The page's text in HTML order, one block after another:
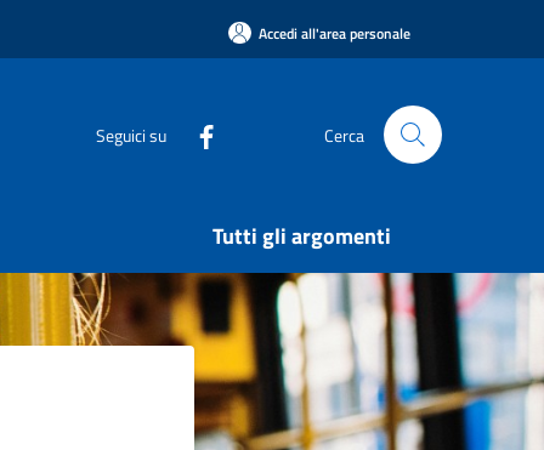
Accedi all'area personale
Seguici su Cerca
Tutti gli argomenti